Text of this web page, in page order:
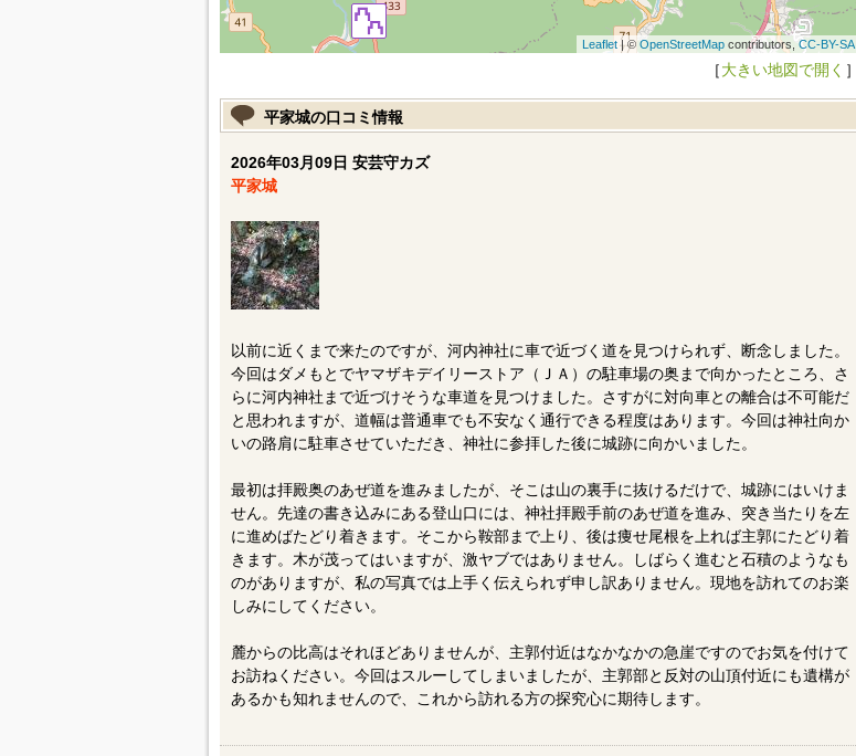
Leaflet| © OpenStreetMapcontributors,CC-BY-SA
［大きい地図で開く ］
平家城の口コミ情報
2026年03月09日 安芸守カズ
平家城
以前に近くまで来たのですが、河内神社に車で近づく道を見つけられず、断念しました。
今回はダメもとでヤマザキデイリーストア（ＪＡ）の駐車場の奥まで向かったところ、さ
らに河内神社まで近づけそうな車道を見つけました。さすがに対向車との離合は不可能だ
と思われますが、道幅は普通車でも不安なく通行できる程度はあります。今回は神社向か
いの路肩に駐車させていただき、神社に参拝した後に城跡に向かいました。
最初は拝殿奥のあぜ道を進みましたが、そこは山の裏手に抜けるだけで、城跡にはいけま
せん。先達の書き込みにある登山口には、神社拝殿手前のあぜ道を進み、突き当たりを左
に進めばたどり着きます。そこから鞍部まで上り、後は痩せ尾根を上れば主郭にたどり着
きます。木が茂ってはいますが、激ヤブではありません。しばらく進むと石積のようなも
のがありますが、私の写真では上手く伝えられず申し訳ありません。現地を訪れてのお楽
しみにしてください。
麓からの比高はそれほどありませんが、主郭付近はなかなかの急崖ですのでお気を付けて
お訪ねください。今回はスルーしてしまいましたが、主郭部と反対の山頂付近にも遺構が
あるかも知れませんので、これから訪れる方の探究心に期待します。